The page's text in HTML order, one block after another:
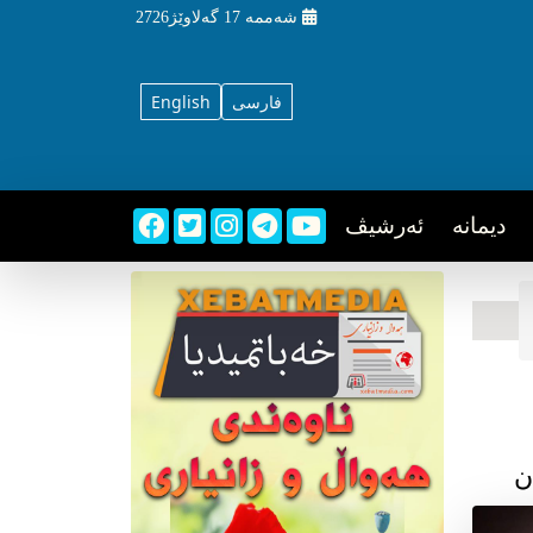
شه‌ممه‌ 17 گه‌لاوێژ2726
English فارسی
دیمانه ئه‌رشیڤ